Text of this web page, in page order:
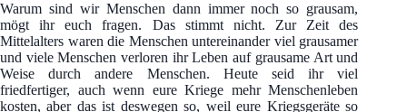
Warum sind wir Menschen dann immer noch so grausam,
mögt ihr euch fragen. Das stimmt nicht. Zur Zeit des
Mittelalters waren die Menschen untereinander viel grausamer
und viele Menschen verloren ihr Leben auf grausame Art und
Weise durch andere Menschen. Heute seid ihr viel
friedfertiger, auch wenn eure Kriege mehr Menschenleben
kosten, aber das ist deswegen so, weil eure Kriegsgeräte so